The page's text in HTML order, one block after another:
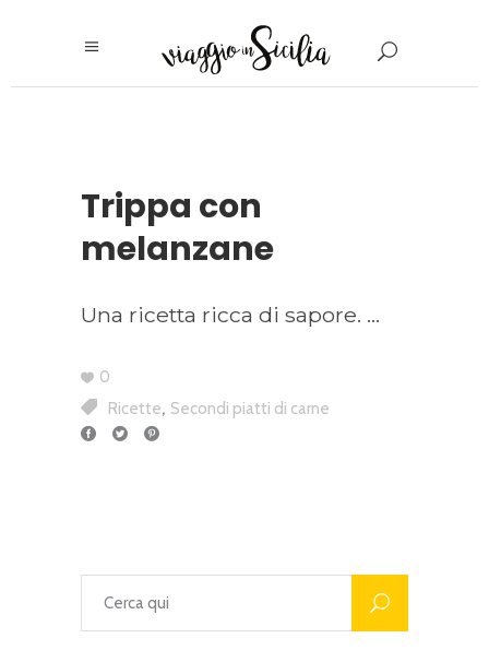
Trippa con
melanzane
Una ricetta ricca di sapore.
0
Ricette, Secondi piatti di carne